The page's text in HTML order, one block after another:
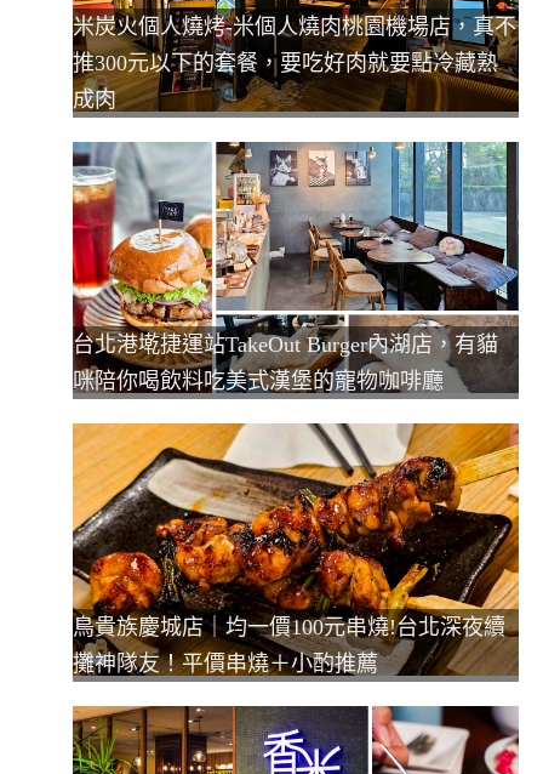
米炭火個人燒烤-米個人燒肉桃園機場店，真不
推300元以下的套餐，要吃好肉就要點冷藏熟
成肉
台北港墘捷運站TakeOut Burger內湖店，有貓
咪陪你喝飲料吃美式漢堡的寵物咖啡廳
鳥貴族慶城店｜均一價100元串燒!台北深夜續
攤神隊友！平價串燒＋小酌推薦